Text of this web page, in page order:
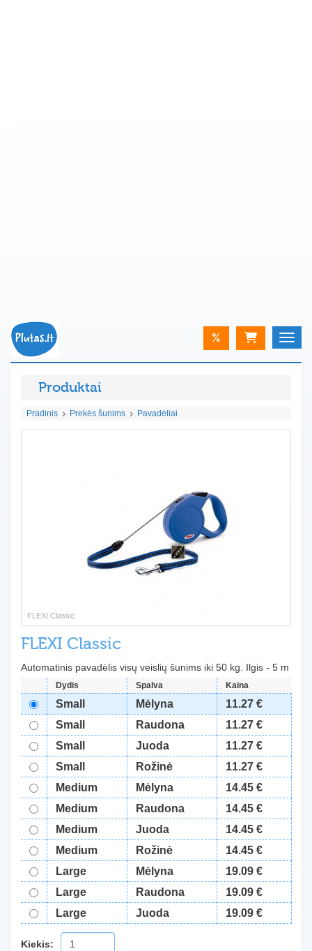
%
Produktai
Pradinis Prekės šunims Pavadėliai
FLEXI Classic
FLEXI Classic
Automatinis pavadėlis visų veislių šunims iki 50 kg. Ilgis - 5 m
Dydis Spalva Kaina
Small Mėlyna
11.27 €
Small
Raudona
11.27 €
Small
Juoda
11.27 €
Small
Rožinė
11.27 €
Medium
Mėlyna
14.45 €
Medium
Raudona
14.45 €
Medium
Juoda
14.45 €
Medium
Rožinė
14.45 €
Large
Mėlyna
19.09 €
Large
Raudona
19.09 €
Large
Juoda 19.09 €
Kiekis: